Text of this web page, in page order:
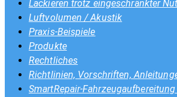
Lackieren trotz eingeschränkter
Luftvolumen / Akustik
Praxis-Beispiele
Produkte
Rechtliches
Richtlinien, Vorschriften,
SmartRepair-